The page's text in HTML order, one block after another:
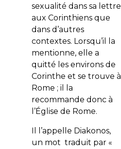
sexualité dans sa lettre
aux Corinthiens que
dans d’autres
contextes. Lorsqu’il la
mentionne, elle a
quitté les environs de
Corinthe et se trouve à
Rome ; il la
recommande donc à
l’Église de Rome.
Il l’appelle Diakonos,
un mot traduit par «